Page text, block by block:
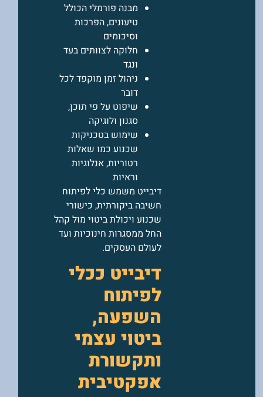
מבנה פורמלי הכולל
טיעונים, הפרכות
וסיכומים
חלוקה לצוותים בעד
ונגד
ניהול זמן מוקפד לכל
דובר
שיפוט על פי תוכן,
סגנון ולוגיקה
שימוש בטכניקות
שכנוע כמו שאלות
רטוריות, אנלוגיות
וראיות
דיבייט משמש כלי לפיתוח
חשיבה ביקורתית, כישורי
שכנוע ויכולת ביטוי מול קהל
החל ממסגרות חינוכיות ועד
לעולם העסקים.
דיבייט ככלי
לפיתוח
השפעה,
ביטוי עצמי
ותקשורת
אפקטיבית